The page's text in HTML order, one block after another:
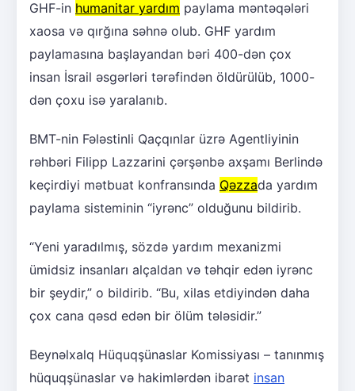
GHF-in humanitar yardım paylama məntəqələri
xaosa və qırğına səhnə olub. GHF yardım
paylamasına başlayandan bəri 400-dən çox
insan İsrail əsgərləri tərəfindən öldürülüb, 1000-
dən çoxu isə yaralanıb.
BMT-nin Fələstinli Qaçqınlar üzrə Agentliyinin
rəhbəri Filipp Lazzarini çərşənbə axşamı Berlində
keçirdiyi mətbuat konfransında Qəzzada yardım
paylama sisteminin “iyrənc” olduğunu bildirib.
“Yeni yaradılmış, sözdə yardım mexanizmi
ümidsiz insanları alçaldan və təhqir edən iyrənc
bir şeydir,” o bildirib. “Bu, xilas etdiyindən daha
çox cana qəsd edən bir ölüm tələsidir.”
Beynəlxalq Hüquqşünaslar Komissiyası – tanınmış
hüquqşünaslar və hakimlərdən ibarət insan